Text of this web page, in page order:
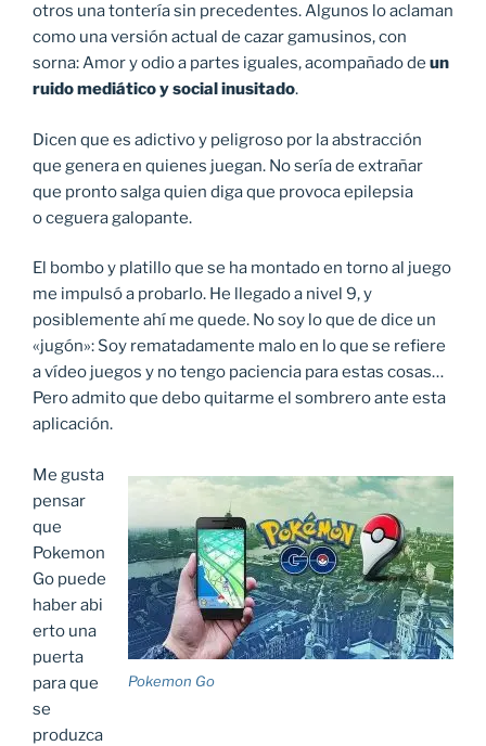
otros una tontería sin precedentes. Algunos lo aclaman
como una versión actual de cazar gamusinos, con
sorna: Amor y odio a partes iguales, acompañado de un
ruido mediático y social inusitado.
Dicen que es adictivo y peligroso por la abstracción
que genera en quienes juegan. No sería de extrañar
que pronto salga quien diga que provoca epilepsia
o ceguera galopante.
El bombo y platillo que se ha montado en torno al juego
me impulsó a probarlo. He llegado a nivel 9, y
posiblemente ahí me quede. No soy lo que de dice un
«jugón»: Soy rematadamente malo en lo que se refiere
a vídeo juegos y no tengo paciencia para estas cosas…
Pero admito que debo quitarme el sombrero ante esta
aplicación.
Pokemon Go
Me gusta
pensar
que
Pokemon
Go puede
haberabi
erto una
puerta
para que
se
produzca